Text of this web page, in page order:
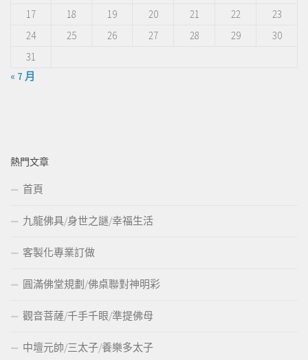
17
18 19 20 21 22
23
24
25 26 27 28 29
30
31
« 7 月
熱門文章
首頁
九龍佛具/身世之謎/幸福生活
客製化專業訂做
圓滿佛堂規劃/佛桌聯對神明彩
觀音菩薩/千手千眼/準提佛母
中壇元帥/三太子/養樂多太子